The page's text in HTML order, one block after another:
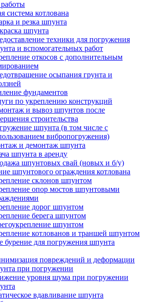
система котлована
и резка шпунта
шпунта
техники для погружения
и вспомогательных работ
откосов с дополнительным
осыпания грунта и
фундаментов
по укреплению конструкций
и вывоз шпунтов после
строительства
шпунта (в том числе с
вибропогружения)
и демонтаж шпунта
шпунта в аренду
шпунтовых свай (новых и б/у)
шпунтового ограждения котлована
склонов шпунтом
опор мостов шпунтовыми
дорог шпунтом
берега шпунтом
шпунтом
котлованов и траншей шпунтом
бурение для погружения шпунта
повреждений и деформации
при погружении
уровня шума при погружении
вдавливание шпунта